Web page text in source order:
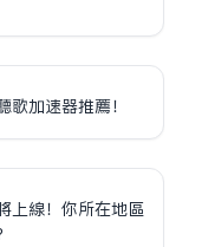
加速器推薦！
上線！你所在地區